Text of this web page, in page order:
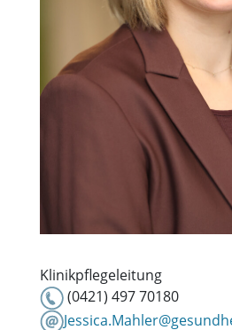
Klinikpflegeleitung
(0421) 497 70180